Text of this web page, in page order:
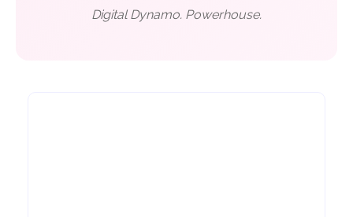
Digital Dynamo. Powerhouse.